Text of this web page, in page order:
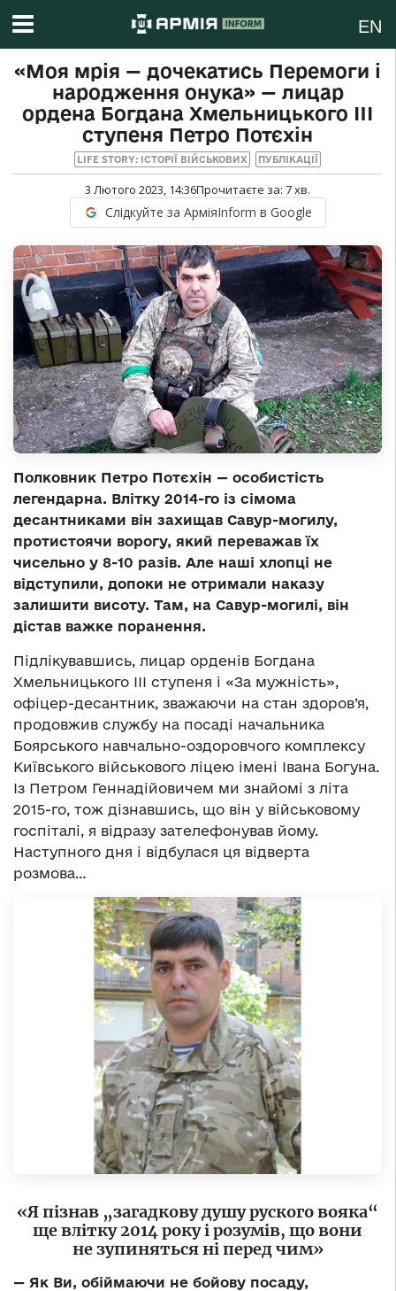
EN
«Моя мрія — дочекатись Перемоги і
народження онука» — лицар
ордена Богдана Хмельницького III
ступеня Петро Потєхін
LIFE STORY: ІСТОРІЇ ВІЙСЬКОВИХ ПУБЛІКАЦІЇ
3 Лютого 2023, 14:36Прочитаєте за: 7хв.
Слідкуйте за АрміяInform в Google
Полковник Петро Потєхін — особистість
легендарна. Влітку 2014-го із сімома
десантниками він захищав Савур-могилу,
протистоячи ворогу, який переважав їх
чисельно у 8-10 разів. Але наші хлопці не
відступили, допоки не отримали наказу
залишити висоту. Там, на Савур-могилі, він
дістав важке поранення.
Підлікувавшись, лицар орденів Богдана
Хмельницького III ступеня і «За мужність»,
офіцер-десантник, зважаючи на стан здоров’я,
продовжив службу на посаді начальника
Боярського навчально-оздоровчого комплексу
Київського військового ліцею імені Івана Богуна.
Із Петром Геннадійовичем ми знайомі з літа
2015-го, тож дізнавшись, що він у військовому
госпіталі, я відразу зателефонував йому.
Наступного дня і відбулася ця відверта
розмова…
«Я пізнав „загадкову душу руского вояка“
ще влітку 2014 року і розумів, що вони
не зупиняться ні перед чим»
— Як Ви, обіймаючи не бойову посаду,